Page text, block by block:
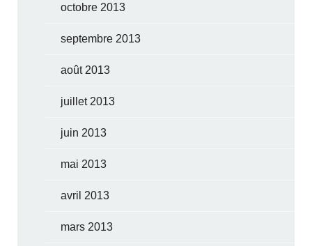
octobre 2013
septembre 2013
août 2013
juillet 2013
juin 2013
mai 2013
avril 2013
mars 2013